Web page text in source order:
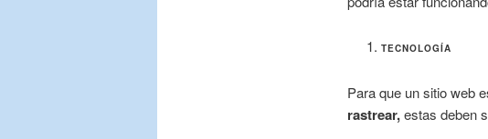
TECNOLOGÍA
Para que un sitio web
rastrear,estas deben